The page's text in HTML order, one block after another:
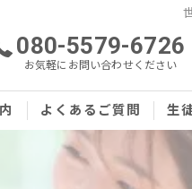
080-5579-6726
お気軽にお問い合わせください
よくあるご質問 生